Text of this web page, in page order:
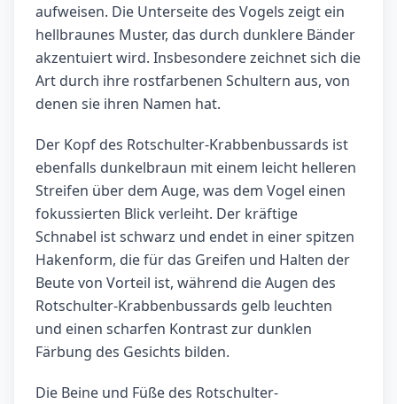
aufweisen. Die Unterseite des Vogels zeigt ein
hellbraunes Muster, das durch dunklere Bänder
akzentuiert wird. Insbesondere zeichnet sich die
Art durch ihre rostfarbenen Schultern aus, von
denen sie ihren Namen hat.
Der Kopf des Rotschulter-Krabbenbussards ist
ebenfalls dunkelbraun mit einem leicht helleren
Streifen über dem Auge, was dem Vogel einen
fokussierten Blick verleiht. Der kräftige
Schnabel ist schwarz und endet in einer spitzen
Hakenform, die für das Greifen und Halten der
Beute von Vorteil ist, während die Augen des
Rotschulter-Krabbenbussards gelb leuchten
und einen scharfen Kontrast zur dunklen
Färbung des Gesichts bilden.
Die Beine und Füße des Rotschulter-